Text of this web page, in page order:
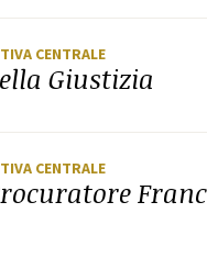
CENTRALE
Giustizia
CENTRALE